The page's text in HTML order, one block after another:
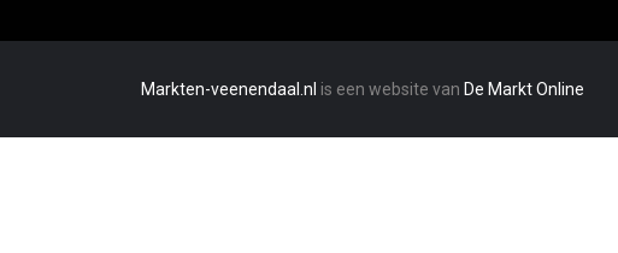
Markten-veenendaal.nl is een website van De Markt Online